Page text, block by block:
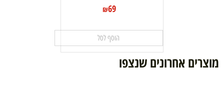
₪69
הוסף לסל
מוצרים אחרונים שנצפו